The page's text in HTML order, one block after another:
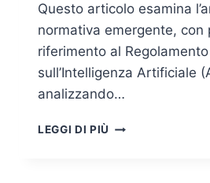
Questo articolo esamina
normativa emergente, con
riferimento al
sull’Intelligenza Artificiale
analizzando…
LEGGI DI PIÙ RESPONSABILITÀ